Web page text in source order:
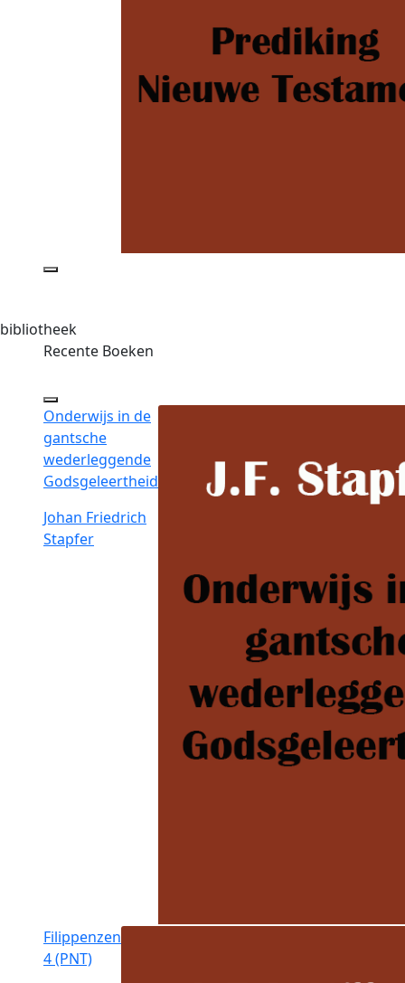
bibliotheek
Recente Boeken
Onderwijs in de
gantsche
wederleggende
Godsgeleertheid
Johan Friedrich
Stapfer
Filippenzen
4 (PNT)